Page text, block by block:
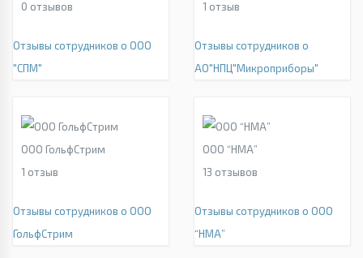
0 отзывов
Отзывы сотрудников о ООО
"СПМ"
1 отзыв
Отзывы сотрудников о
АО"НПЦ"Микроприборы"
ООО ГольфСтрим
1 отзыв
Отзывы сотрудников о ООО
ГольфСтрим
ООО “НМА”
13 отзывов
Отзывы сотрудников о ООО
“НМА”